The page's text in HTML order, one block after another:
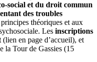
social et du droit commun
des troubles
théoriques et aux
Les inscriptions
(lien en page d’accueil), et
la Tour de Gassies (15